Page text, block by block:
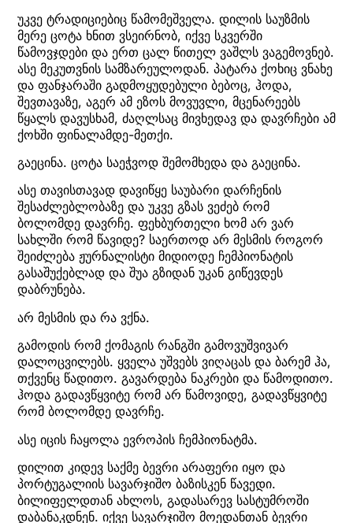
უკვე ტრადიციებიც წამომეშველა. დილის საუზმის
მერე ცოტა ხნით ვსეირნობ, იქვე სკვერში
წამოვჯდები და ერთ ცალ წითელ ვაშლს ვაგემოვნებ.
ასე მეკუთვნის სამზარეულოდან. პატარა ქოხიც ვნახე
და ფანჯარაში გადმოყუდებული ბებოც, ჰოდა,
შევთავაზე, აგერ ამ ეზოს მოვუვლი, მცენარეებს
წყალს დავუსხამ, ძაღლსაც მივხედავ და დავრჩები ამ
ქოხში ფინალამდე-მეთქი.
გაეცინა. ცოტა საეჭვოდ შემომხედა და გაეცინა.
ასე თავისთავად დავიწყე საუბარი დარჩენის
შესაძლებლობაზე და უკვე გზას ვეძებ რომ
ბოლომდე დავრჩე. ფეხბურთელი ხომ არ ვარ
სახლში რომ წავიდე? საერთოდ არ მესმის როგორ
შეიძლება ჟურნალისტი მიდიოდე ჩემპიონატის
გასაშუქებლად და შუა გზიდან უკან გიწევდეს
დაბრუნება.
არ მესმის და რა ვქნა.
გამოდის რომ ქომაგის რანგში გამოვუშვივარ
დალოცვილებს. ყველა უშვებს ვიღაცას და ბარემ ჰა,
თქვენც წადითო. გავარდება ნაკრები და წამოდითო.
ჰოდა გადავწყვიტე რომ არ წამოვიდე, გადავწყვიტე
რომ ბოლომდე დავრჩე.
ასე იცის ჩაყოლა ევროპის ჩემპიონატმა.
დილით კიდევ საქმე ბევრი არაფერი იყო და
პორტუგალიის სავარჯიშო ბაზისკენ წავედი.
ბილიფელდთან ახლოს, გადასარევ სასტუმროში
დაბანაკდნენ. იქვე სავარჯიშო მოედანთან ბევრი